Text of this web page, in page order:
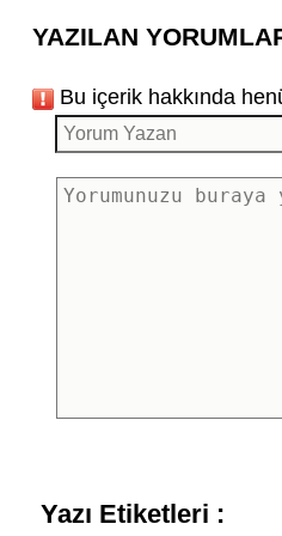
YAZILAN
Bu içerik hakkında
Yazı Etiketleri :